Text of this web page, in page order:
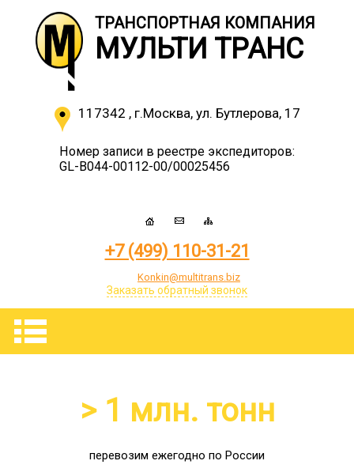
ТРАНСПОРТНАЯ КОМПАНИЯ
МУЛЬТИ ТРАНС
117342 , г.Москва, ул. Бутлерова, 17
Номер записи в реестре экспедиторов:
GL-B044-00112-00/00025456
+7 (499) 110-31-21
Konkin@multitrans.biz
Заказать обратный звонок
> 1 млн. тонн
перевозим ежегодно по России